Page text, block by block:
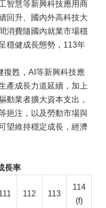
智慧等新興科技應用商
回升、國內外高科技大
消費隨國內就業市場穩
穩健成長態勢，113年
甦，AI等新興科技應
產成長力道延續，加上
動業者擴大資本支出，
挹注，以及勞動市場與
望維持穩定成長，經濟
長率
112 113
114
(f)